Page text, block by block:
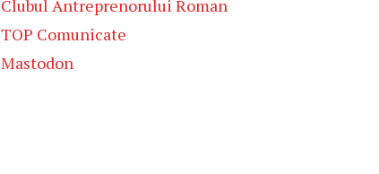
Clubul Antreprenorului Roman
TOP Comunicate
Mastodon